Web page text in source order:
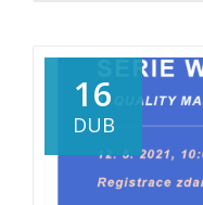
webinářů
QMS:
2.
Správa
řízené
16
DUB